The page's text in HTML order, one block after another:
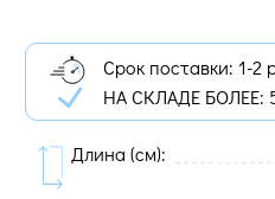
Срок поставки: 1-2
НА СКЛАДЕ БОЛЕЕ:
Длина (cм):